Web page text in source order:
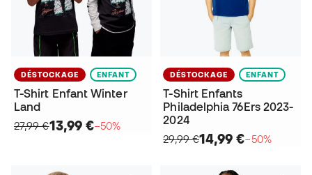
DÉSTOCKAGE ENFANT
T-Shirt Enfant Winter
Land
27,99 €13,99 €−50%
DÉSTOCKAGE ENFANT
T-Shirt Enfants
Philadelphia 76Ers 2023-
2024
29,99 €14,99 €−50%